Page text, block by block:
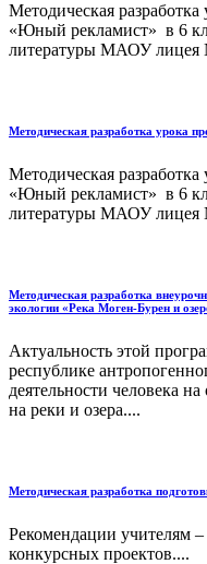
Методическая разработка
«Юный рекламист» в 6
литературы МАОУ
Методическая разработка урока
Методическая разработка
«Юный рекламист» в 6
литературы МАОУ
Методическая разработка
экологии «Река Моген-Бурен и
Актуальность этой
республике
деятельности человека
на реки и озера....
Методическая разработка
Рекомендации учителям
конкурсных проектов....